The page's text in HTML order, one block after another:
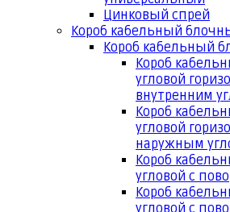
Цинковый спрей
Короб кабельный
Короб кабельный
Короб
угловой
внутренним
Короб
угловой
наружным
Короб
угловой с
Короб
угловой с